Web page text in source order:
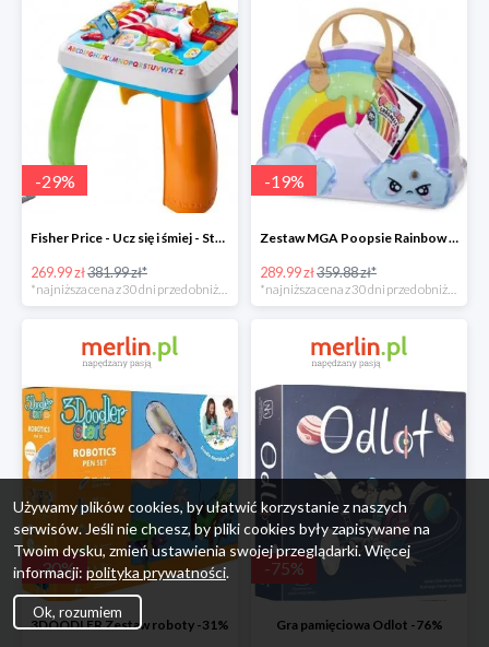
-29%
Fisher Price - Ucz się i śmiej - Stolik interaktywny
269.99 zł381.99 zł*
-19%
Zestaw MGA Poopsie Rainbow Surprise Slime Kit -20%
289.99 zł359.88 zł*
-30%
3DOODLER Zestaw roboty -31%
-75%
Gra pamięciowa Odlot -76%
Używamy plików cookies, by ułatwić korzystanie z naszych
serwisów. Jeśli nie chcesz, by pliki cookies były zapisywane na
Twoim dysku, zmień ustawienia swojej przeglądarki. Więcej
informacji: polityka prywatności.
Ok, rozumiem